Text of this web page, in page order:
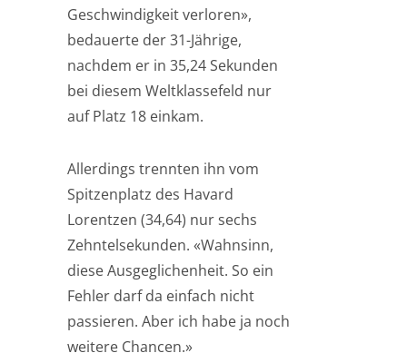
Geschwindigkeit verloren»,
bedauerte der 31-Jährige,
nachdem er in 35,24 Sekunden
bei diesem Weltklassefeld nur
auf Platz 18 einkam.
Allerdings trennten ihn vom
Spitzenplatz des Havard
Lorentzen (34,64) nur sechs
Zehntelsekunden. «Wahnsinn,
diese Ausgeglichenheit. So ein
Fehler darf da einfach nicht
passieren. Aber ich habe ja noch
weitere Chancen.»